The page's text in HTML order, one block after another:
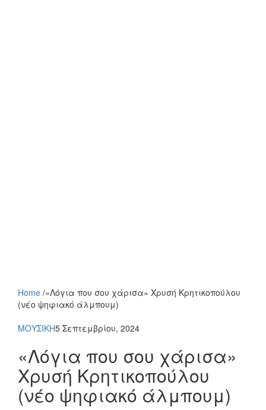
Home /«Λόγια που σου χάρισα» Χρυσή Κρητικοπούλου
(νέο ψηφιακό άλμπουμ)
ΜΟΥΣΙΚΗ5 Σεπτεμβρίου, 2024
«Λόγια που σου χάρισα»
Χρυσή Κρητικοπούλου
(νέο ψηφιακό άλμπουμ)